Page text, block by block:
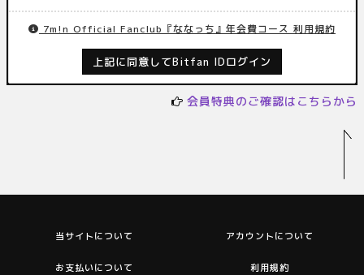
7m!n Official Fanclub『ななっち』年会費コース 利用規約
上記に同意してBitfan IDログイン
会員特典のご確認はこちらから
当サイトについて アカウントについて
お支払いについて 利用規約